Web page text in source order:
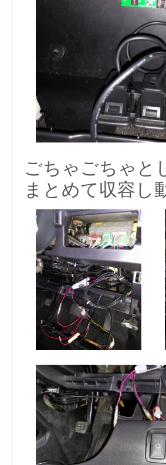
ごちゃごちゃと
まとめて収容し